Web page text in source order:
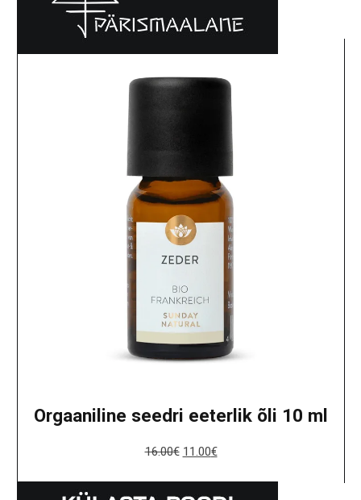
Orgaaniline seedri eeterlik õli 10 ml
16.00€ 11.00€